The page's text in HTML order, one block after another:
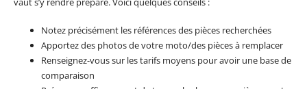
Notez précisément les références des pièces recherchées
Apportez des photos de votre moto/des pièces à remplacer
Renseignez-vous sur les tarifs moyens pour avoir une base de
comparaison